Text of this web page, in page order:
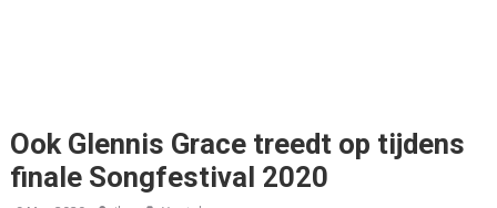
Ook Glennis Grace treedt op tijdens
finale Songfestival 2020